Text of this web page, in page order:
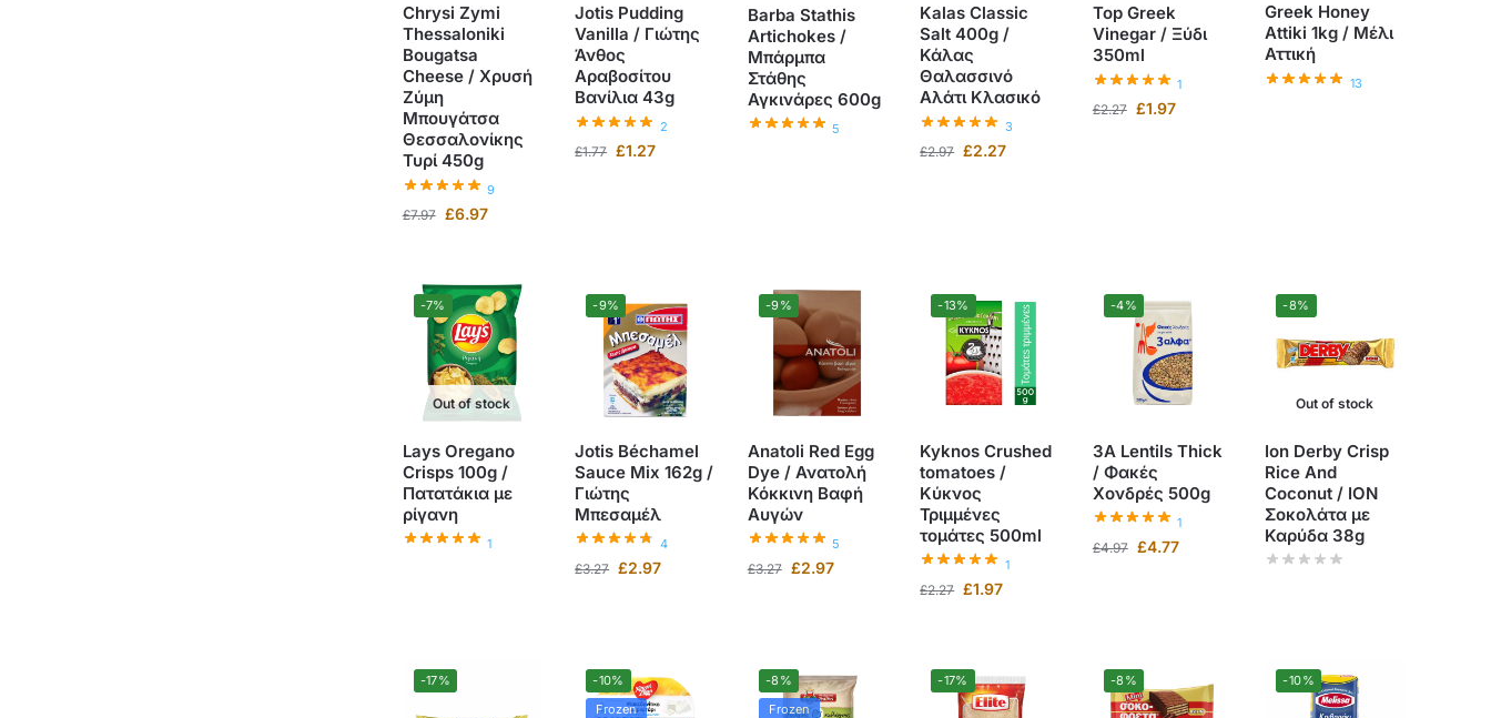
Chrysi Zymi
Thessaloniki
Bougatsa
Cheese / Χρυσή
Ζύμη
Μπουγάτσα
Θεσσαλονίκης
Τυρί 450g
9
£7.97 £6.97
Jotis Pudding
Vanilla / Γιώτης
Άνθος
Αραβοσίτου
Βανίλια 43g
2
£1.77 £1.27
Barba Stathis
Artichokes /
Μπάρμπα
Στάθης
Αγκινάρες 600g
5
Kalas Classic
Salt 400g /
Κάλας
Θαλασσινό
Αλάτι Κλασικό
3
£2.97 £2.27
Top Greek
Vinegar / Ξύδι
350ml
1
£2.27 £1.97
Greek Honey
Attiki 1kg / Μέλι
Αττική
13
-7%
Out of stock
Lays Oregano
Crisps 100g /
Πατατάκια με
ρίγανη
1
-9%
Jotis Béchamel
Sauce Mix 162g /
Γιώτης
Μπεσαμέλ
4
£3.27 £2.97
-9%
Anatoli Red Egg
Dye / Ανατολή
Κόκκινη Βαφή
Αυγών
5
£3.27 £2.97
-13%
Kyknos Crushed
tomatoes /
Κύκνος
Τριμμένες
τομάτες 500ml
1
£2.27 £1.97
-4%
3A Lentils Thick
/ Φακές
Χονδρές 500g
1
£4.97 £4.77
-8%
Out of stock
Ion Derby Crisp
Rice And
Coconut / ΙΟΝ
Σοκολάτα με
Καρύδα 38g
-17%
-10%
Frozen
-8%
Frozen
-17% -8% -10%